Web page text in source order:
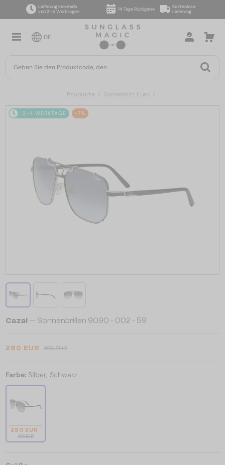
Lieferung innerhalb
von 2–4 Werktagen
14 Tage Rückgabe
Kostenlose
Lieferung
DE
Produkte Sonnenbrillen
2-4 WERKTAGE -7%
Cazal — Sonnenbrillen 9090 - 002 - 59
280 EUR 300 EUR
Farbe: Silber, Schwarz
280 EUR
300 EUR